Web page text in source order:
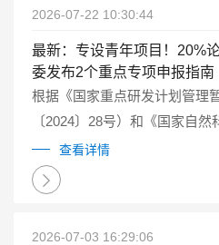
2026-07-22 10:30:44
最新：专设青年项目！20%
委发布2个重点专项申报指南
根据《国家重点研发计划管理
〔2024〕28号）和《国家自
点研发计划重点专项管理实施
计〔2025〕1号）有关要求...
查看详情
2026-07-03 16:29:06